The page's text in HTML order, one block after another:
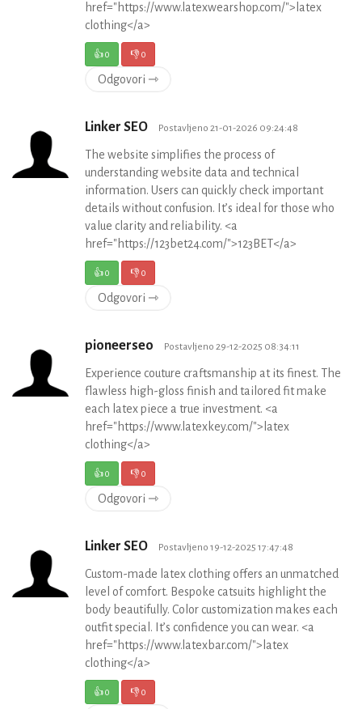
href="https://www.latexwearshop.com/">latex
clothing</a>
👍0 👎0
Odgovori ⇾
Linker SEO Postavljeno 21-01-2026 09:24:48
The website simplifies the process of
understanding website data and technical
information. Users can quickly check important
details without confusion. It’s ideal for those who
value clarity and reliability. <a
href="https://123bet24.com/">123BET</a>
👍0 👎0
Odgovori ⇾
pioneerseo Postavljeno 29-12-2025 08:34:11
Experience couture craftsmanship at its finest. The
flawless high-gloss finish and tailored fit make
each latex piece a true investment. <a
href="https://www.latexkey.com/">latex
clothing</a>
👍0 👎0
Odgovori ⇾
Linker SEO Postavljeno 19-12-2025 17:47:48
Custom-made latex clothing offers an unmatched
level of comfort. Bespoke catsuits highlight the
body beautifully. Color customization makes each
outfit special. It’s confidence you can wear. <a
href="https://www.latexbar.com/">latex
clothing</a>
👍0 👎0